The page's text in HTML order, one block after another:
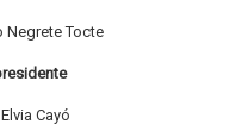
Negrete Tocte
Cayó